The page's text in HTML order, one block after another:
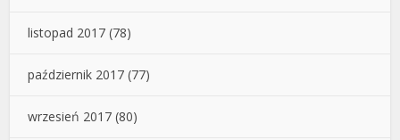
listopad 2017 (78)
październik 2017 (77)
wrzesień 2017 (80)